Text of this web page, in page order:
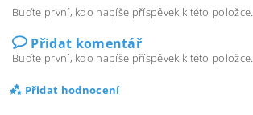
Buďte první, kdo napíše příspěvek k této položce.
Přidat komentář
Buďte první, kdo napíše příspěvek k této položce.
Přidat hodnocení